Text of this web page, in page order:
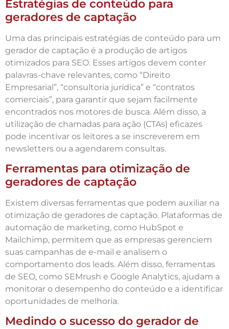
Estratégias de conteúdo para
geradores de captação
Uma das principais estratégias de conteúdo para um
gerador de captação é a produção de artigos
otimizados para SEO. Esses artigos devem conter
palavras-chave relevantes, como “Direito
Empresarial”, “consultoria jurídica” e “contratos
comerciais”, para garantir que sejam facilmente
encontrados nos motores de busca. Além disso, a
utilização de chamadas para ação (CTAs) eficazes
pode incentivar os leitores a se inscreverem em
newsletters ou a agendarem consultas.
Ferramentas para otimização de
geradores de captação
Existem diversas ferramentas que podem auxiliar na
otimização de geradores de captação. Plataformas de
automação de marketing, como HubSpot e
Mailchimp, permitem que as empresas gerenciem
suas campanhas de e-mail e analisem o
comportamento dos leads. Além disso, ferramentas
de SEO, como SEMrush e Google Analytics, ajudam a
monitorar o desempenho do conteúdo e a identificar
oportunidades de melhoria.
Medindo o sucesso do gerador de